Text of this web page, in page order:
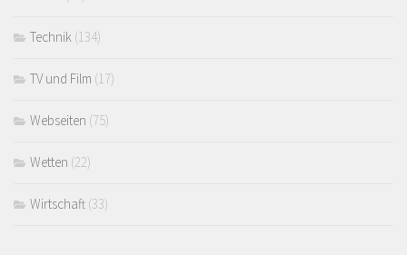
Technik (134)
TV und Film (17)
Webseiten (75)
Wetten (22)
Wirtschaft (33)